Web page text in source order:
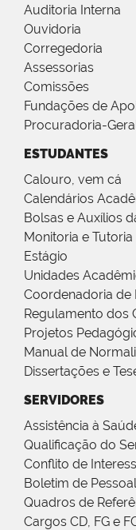
Auditoria Interna
Ouvidoria
Corregedoria
Assessorias
Comissões
Fundações de
Procuradoria-
ESTUDANTES
Calouro, vem cá
Calendários
Bolsas e Auxílios
Monitoria e Tutoria
Estágio
Unidades
Coordenadoria de
Regulamento dos
Projetos
Manual de
Dissertações e
SERVIDORES
Assistência à
Qualificação do
Conflito de
Boletim de Pessoal
Quadros de
Cargos CD, FG e